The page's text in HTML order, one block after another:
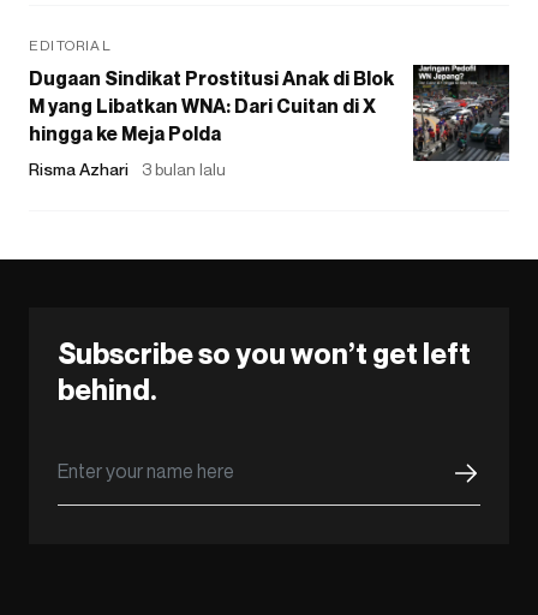
EDITORIAL
Dugaan Sindikat Prostitusi Anak di Blok
M yang Libatkan WNA: Dari Cuitan di X
hingga ke Meja Polda
Risma Azhari 3 bulan lalu
Subscribe so you won’t get left
behind.